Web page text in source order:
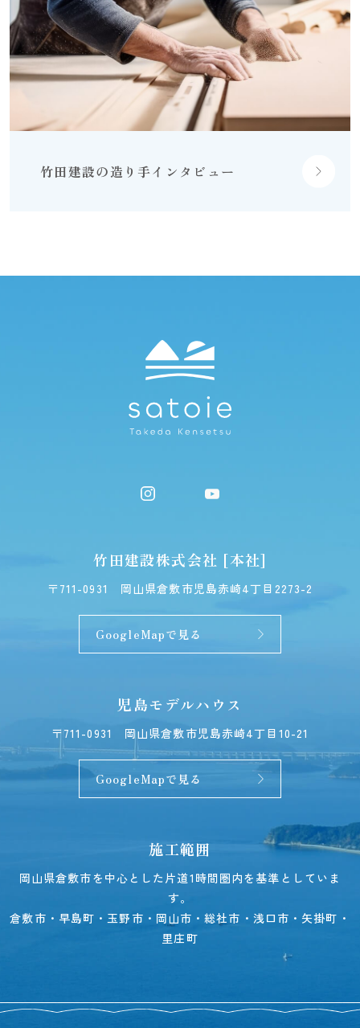
竹田建設の造り手インタビュー
竹田建設株式会社 [本社]
〒711-0931 岡山県倉敷市児島赤崎4丁目2273-2
GoogleMapで見る
児島モデルハウス
〒711-0931 岡山県倉敷市児島赤崎4丁目10-21
GoogleMapで見る
施工範囲
岡山県倉敷市を中心とした片道1時間圏内を基準としていま
す。
倉敷市・早島町・玉野市・岡山市・総社市・浅口市・矢掛町・
里庄町